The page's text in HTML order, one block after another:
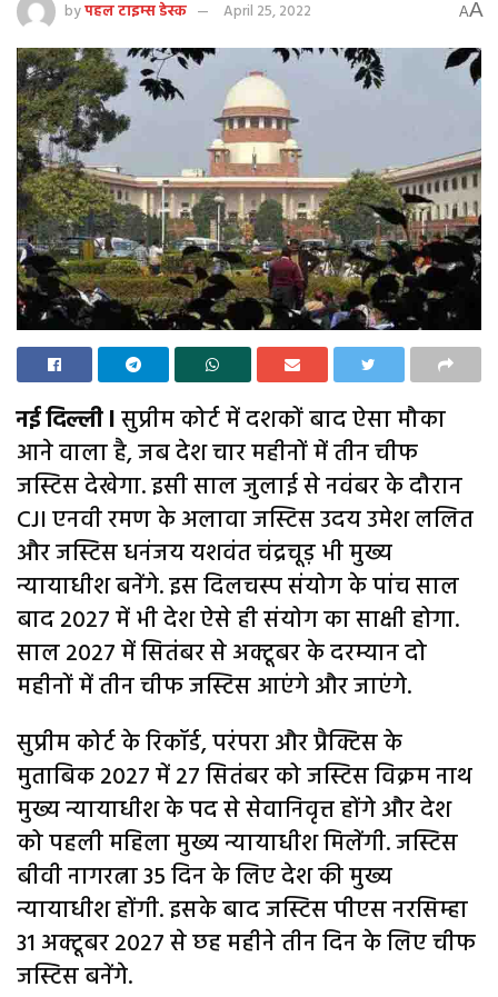
byपहल टाइम्स डेस्क April 25, 2022 AA
नई दिल्ली lसुप्रीम कोर्ट में दशकों बाद ऐसा मौका
आने वाला है, जब देश चार महीनों में तीन चीफ
जस्टिस देखेगा. इसी साल जुलाई से नवंबर के दौरान
CJI एनवी रमण के अलावा जस्टिस उदय उमेश ललित
और जस्टिस धनंजय यशवंत चंद्रचूड़ भी मुख्य
न्यायाधीश बनेंगे. इस दिलचस्प संयोग के पांच साल
बाद 2027 में भी देश ऐसे ही संयोग का साक्षी होगा.
साल 2027 में सितंबर से अक्टूबर के दरम्यान दो
महीनों में तीन चीफ जस्टिस आएंगे और जाएंगे.
सुप्रीम कोर्ट के रिकॉर्ड, परंपरा और प्रैक्टिस के
मुताबिक 2027 में 27 सितंबर को जस्टिस विक्रम नाथ
मुख्य न्यायाधीश के पद से सेवानिवृत्त होंगे और देश
को पहली महिला मुख्य न्यायाधीश मिलेंगी. जस्टिस
बीवी नागरत्ना 35 दिन के लिए देश की मुख्य
न्यायाधीश होंगी. इसके बाद जस्टिस पीएस नरसिम्हा
31 अक्टूबर 2027 से छह महीने तीन दिन के लिए चीफ
जस्टिस बनेंगे.